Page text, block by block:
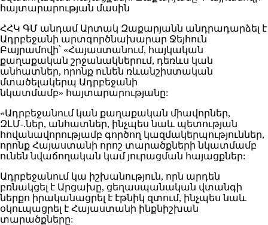
ՀՀԿ ԳՄ անդամ Արտակ Զաքարյանն անդրադարձել է
Ադրբեջանի արտգործնախարար Ջեյհուն
Բայրամովի՝ «Հայաստանում, հայկական
քաղաքական շրջանակներում, դեռևս կան
անհատներ, որոնք ունեն ռևանշիստական ​​
մտածելակերպ Ադրբեջանի
նկատմամբ» հայտարարությանը:
«Ադրբեջանում կան քաղաքական միավորներ,
ԶԼՄ-.ներ, անհատներ, ինչպես նաև պետության
հովանավորությամբ գործող կազմակերպություններ,
որոնք Հայաստանի որոշ տարածքների նկատմամբ
ունեն նվաճողական կամ յուրացման հայացքներ:
Ադրբեջանում կա իշխանություն, որն արդեն
բռնակցել է Արցախը, ցեղասպանական վտանգի
ներքո իրականացրել է էթնիկ զտում, ինչպես նաև
օկուպացրել է Հայաստանի ինքնիշխան
տարածքները: